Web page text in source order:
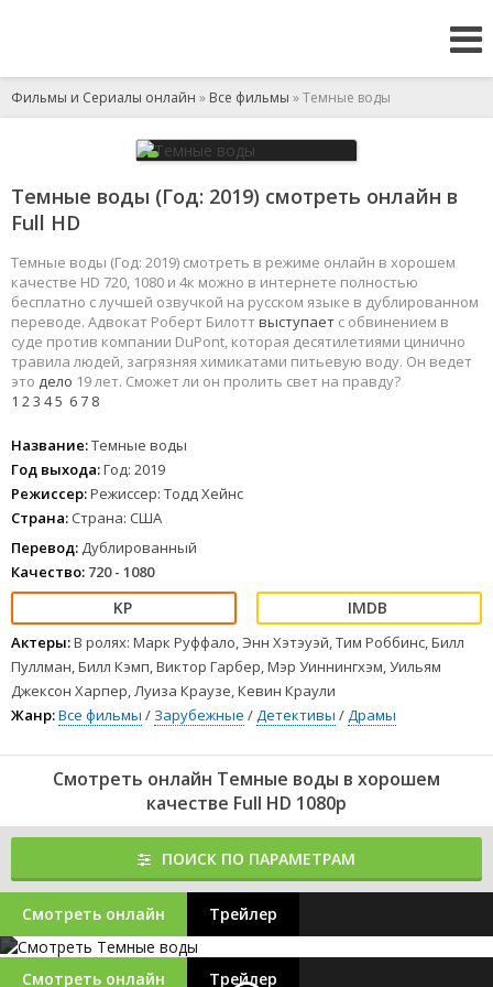
Фильмы и Сериалы онлайн » Все фильмы » Темные воды
Темные воды (Год: 2019) смотреть онлайн в
Full HD
Темные воды (Год: 2019) смотреть в режиме онлайн в хорошем
качестве HD 720, 1080 и 4к можно в интернете полностью
бесплатно с лучшей озвучкой на русском языке в дублированном
переводе. Адвокат Роберт Билоттвыступает с обвинением в
суде против компании DuPont, которая десятилетиями цинично
травила людей, загрязняя химикатами питьевую воду. Он ведет
это дело 19 лет. Сможет ли он пролить свет на правду?
1 23 45 67 8
Название:Темные воды
Год выхода:Год: 2019
Режиссер:Режиссер: Тодд Хейнс
Страна: Страна: США
Перевод: Дублированный
Качество: 720 - 1080
Актеры:В ролях: Марк Руффало, Энн Хэтэуэй, Тим Роббинс, Билл
Пуллман, Билл Кэмп, Виктор Гарбер, Мэр Уиннингхэм, Уильям
Джексон Харпер, Луиза Краузе, Кевин Краули
Жанр:Все фильмы / Зарубежные /Детективы /Драмы
Смотреть онлайн Темные воды в хорошем
качестве Full HD 1080p
ПОИСК ПО ПАРАМЕТРАМ
Смотреть онлайн Трейлер
Смотреть онлайн Трейлер